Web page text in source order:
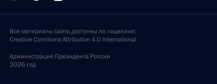
Все материалы сайта доступны по лицензии:
Creative Commons Attribution 4.0 International
Администрация Президента России
2026 год